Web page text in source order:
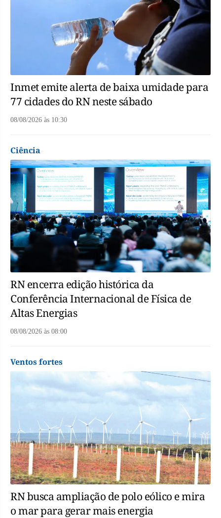
Inmet emite alerta de baixa umidade para
77 cidades do RN neste sábado
08/08/2026 às 10:30
Ciência
RN encerra edição histórica da
Conferência Internacional de Física de
Altas Energias
08/08/2026 às 08:00
Ventos fortes
RN busca ampliação de polo eólico e mira
o mar para gerar mais energia